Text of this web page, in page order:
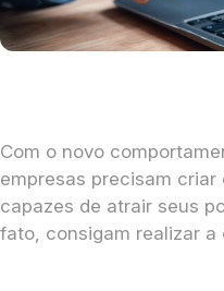
Com o novo
empresas precisam
capazes de atrair seus
fato, consigam realizar a